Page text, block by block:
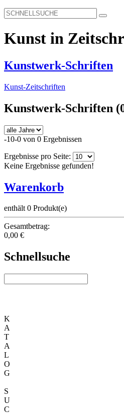
Kunst in
Kunstwerk-Schriften
Kunst-Zeitschriften
Kunstwerk-Schriften
-10-0 von 0 Ergebnissen
Ergebnisse pro Seite:
Keine Ergebnisse gefunden!
Warenkorb
enthält 0 Produkt(e)
Gesamtbetrag:
0,00 €
Schnellsuche
K
A
T
A
L
O
G
S
U
C